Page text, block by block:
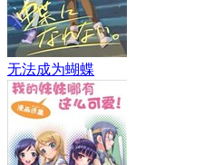
无法成为蝴蝶